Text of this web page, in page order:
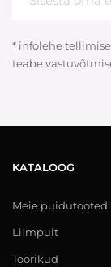
* infolehe
teabe
KATALOOG
Meie puidutooted
Liimpuit
Toorikud